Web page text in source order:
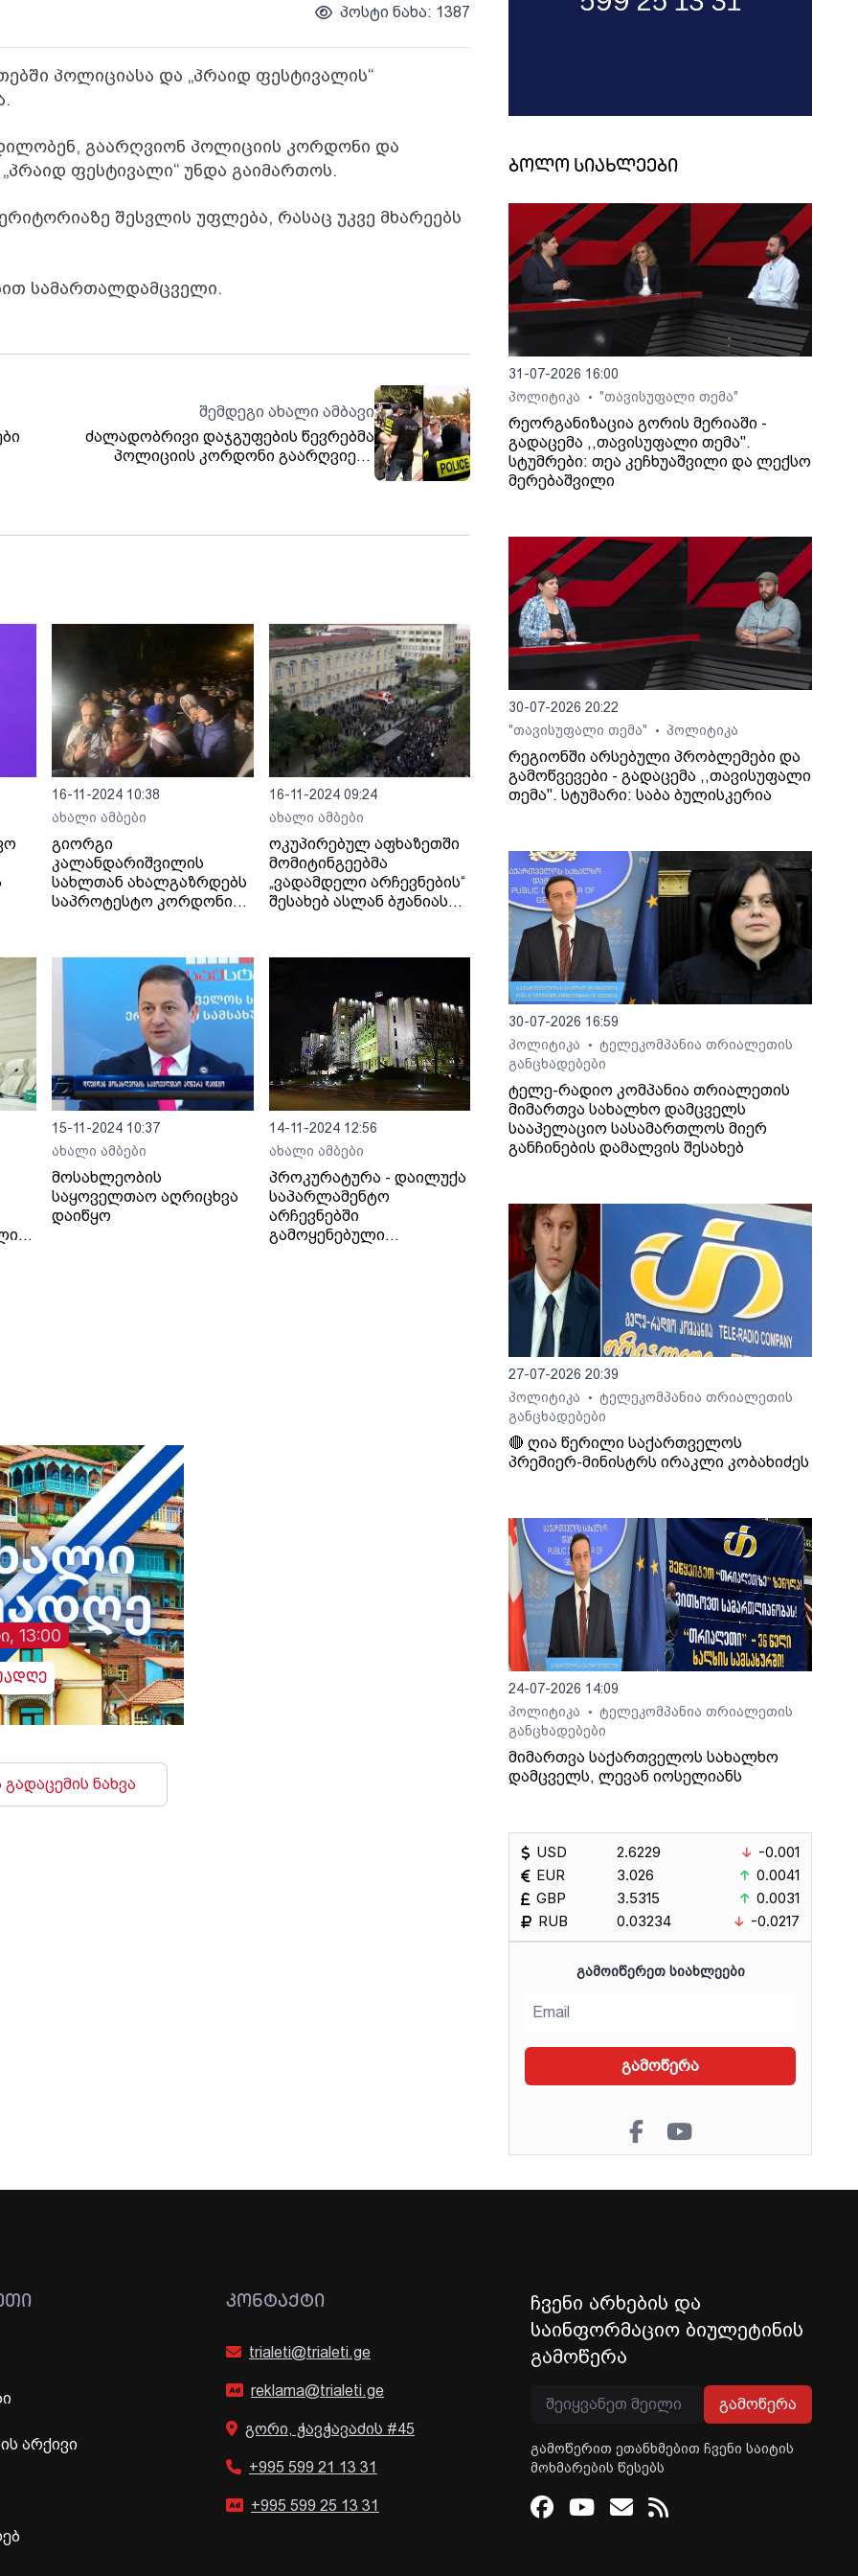
პოსტი ნახა: 1387
პოლიციასა და „პრაიდ ფესტივალის“
გაარღვიონ პოლიციის კორდონი და
ფესტივალი“ უნდა გაიმართოს.
შესვლის უფლება, რასაც უკვე მხარეებს
სამართალდამცველი.
შემდეგი ახალი ამბავი
ძალადობრივი დაჯგუფების წევრებმა
პოლიციის კორდონი გაარღვიეს -
რადიკალები ძალადობენ
16-11-2024 10:38
ახალი ამბები
გიორგი
კალანდარიშვილის
სახლთან ახალგაზრდებს
საპროტესტო კორდონი
ადგილიდან გაყვანას
16-11-2024 09:24
ახალი ამბები
ოკუპირებულ აფხაზეთში
მომიტინგეებმა
„ვადამდელი არჩევნების“
შესახებ ასლან ბჟანიას
15-11-2024 10:37
ახალი ამბები
მოსახლეობის
საყოველთაო აღრიცხვა
დაიწყო
14-11-2024 12:56
ახალი ამბები
პროკურატურა - დაილუქა
საპარლამენტო
არჩევნებში
გამოყენებული
13:00
ნახვა
ბოლო სიახლეები
31-07-2026 16:00
პოლიტიკა
• "თავისუფალი თემა"
რეორგანიზაცია გორის მერიაში -
გადაცემა ,,თავისუფალი თემა".
სტუმრები: თეა კეჩხუაშვილი და ლექსო
მერებაშვილი
30-07-2026 20:22
"თავისუფალი თემა"
• პოლიტიკა
რეგიონში არსებული პრობლემები და
გამოწვევები - გადაცემა ,,თავისუფალი
თემა". სტუმარი: საბა ბულისკერია
30-07-2026 16:59
პოლიტიკა
•
ტელეკომპანია თრიალეთის
განცხადებები
ტელე-რადიო კომპანია თრიალეთის
მიმართვა სახალხო დამცველს
სააპელაციო სასამართლოს მიერ
განჩინების დამალვის შესახებ
27-07-2026 20:39
პოლიტიკა
•
ტელეკომპანია თრიალეთის
განცხადებები
🔴 ღია წერილი საქართველოს
პრემიერ-მინისტრს ირაკლი კობახიძეს
24-07-2026 14:09
პოლიტიკა
•
ტელეკომპანია თრიალეთის
განცხადებები
მიმართვა საქართველოს სახალხო
დამცველს, ლევან იოსელიანს
USD
EUR
GBP
RUB
2.6229
3.026
3.5315
0.03234
-0.001
0.0041
0.0031
-0.0217
ᲒᲐᲛᲝᲘᲬᲔᲠᲔᲗ ᲡᲘᲐᲮᲚᲔᲔᲑᲘ
გამოწერა
არქივი
ᲙᲝᲜᲢᲐᲥᲢᲘ
trialeti@trialeti.ge
reklama@trialeti.ge
გორი, ჭავჭავაძის #45
+995 599 21 13 31
+995 599 25 13 31
ჩვენი არხების და
საინფორმაციო ბიულეტინის
გამოწერა
გამოწერა
გამოწერით ეთანხმებით ჩვენი საიტის
მოხმარების წესებს
Facebook
Youtube
Email
RSS